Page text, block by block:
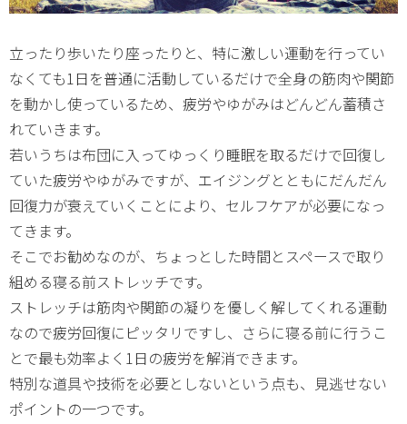
立ったり歩いたり座ったりと、特に激しい運動を行ってい
なくても1日を普通に活動しているだけで全身の筋肉や関節
を動かし使っているため、疲労やゆがみはどんどん蓄積さ
れていきます。
若いうちは布団に入ってゆっくり睡眠を取るだけで回復し
ていた疲労やゆがみですが、エイジングとともにだんだん
回復力が衰えていくことにより、セルフケアが必要になっ
てきます。
そこでお勧めなのが、ちょっとした時間とスペースで取り
組める寝る前ストレッチです。
ストレッチは筋肉や関節の凝りを優しく解してくれる運動
なので疲労回復にピッタリですし、さらに寝る前に行うこ
とで最も効率よく1日の疲労を解消できます。
特別な道具や技術を必要としないという点も、見逃せない
ポイントの一つです。